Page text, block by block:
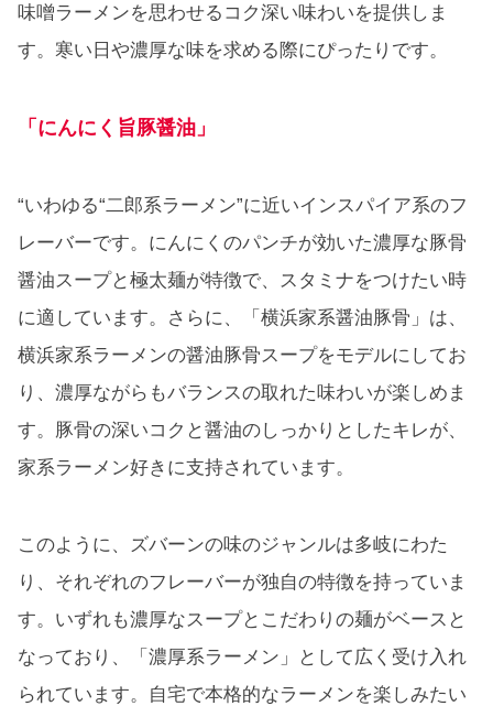
味噌ラーメンを思わせるコク深い味わいを提供しま
す。寒い日や濃厚な味を求める際にぴったりです。
「にんにく旨豚醤油」
“いわゆる“二郎系ラーメン”に近いインスパイア系のフ
レーバーです。にんにくのパンチが効いた濃厚な豚骨
醤油スープと極太麺が特徴で、スタミナをつけたい時
に適しています。さらに、「横浜家系醤油豚骨」は、
横浜家系ラーメンの醤油豚骨スープをモデルにしてお
り、濃厚ながらもバランスの取れた味わいが楽しめま
す。豚骨の深いコクと醤油のしっかりとしたキレが、
家系ラーメン好きに支持されています。
このように、ズバーンの味のジャンルは多岐にわた
り、それぞれのフレーバーが独自の特徴を持っていま
す。いずれも濃厚なスープとこだわりの麺がベースと
なっており、「濃厚系ラーメン」として広く受け入れ
られています。自宅で本格的なラーメンを楽しみたい